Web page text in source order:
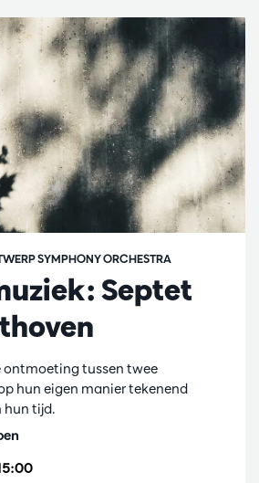
Septet
SYMPHONY ORCHESTRA
ontmoeting tussen twee
hun eigen manier tekenend
hun tijd.